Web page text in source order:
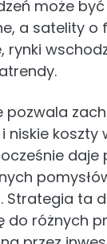
może
a satelity o
rynki
pozwala
niskie koszty
daje
Strategia ta
do różnych